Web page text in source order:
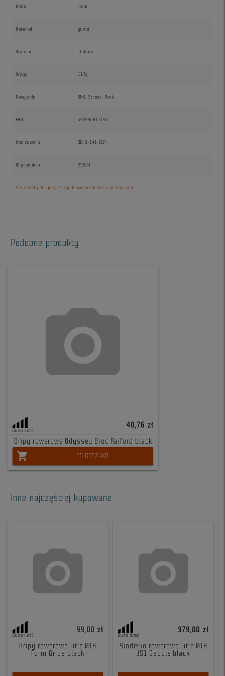
Kolor clear
Materiał guma
Wymiar 160mm
Waga 117g
Pasuje do BMX, Street, Park
EAN 630950917150
Kod towaru OD-G-141-CLR
ID produktu 23944
Szczegóły dotyczące zgodności produktu z przepisami
Podobne produkty
Duża ilość
40,76 zł
Gripy rowerowe Odyssey Broc Raiford black
shopping_cart DO KOSZYKA
Inne najczęściej kupowane
Duża ilość
99,00 zł
Gripy rowerowe Title MTB
Form Grips black
Duża ilość
379,00 zł
Siodełko rowerowe Title MTB
JS1 Saddle black